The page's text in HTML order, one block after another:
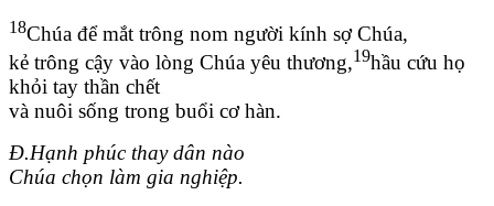
18Chúa để mắt trông nom người kính sợ Chúa,
kẻ trông cậy vào lòng Chúa yêu thương,19hầu cứu họ
khỏi tay thần chết
và nuôi sống trong buổi cơ hàn.
Đ.Hạnh phúc thay dân nào
Chúa chọn làm gia nghiệp.